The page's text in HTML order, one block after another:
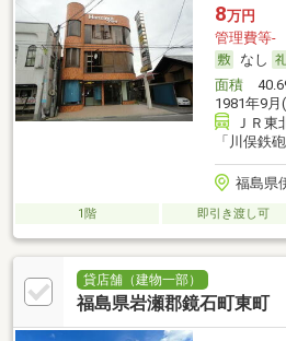
8万円
管理費等-
なし
面積
1981年9月
ＪＲ東
「川俣鉄
福島県
1階 即引き渡し可
貸店舗（建物一部）
福島県岩瀬郡鏡石町東町